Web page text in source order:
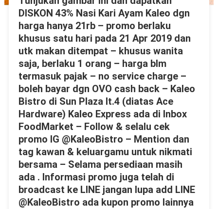
DISKON 43% Nasi Kari Ayam Kaleo dgn
harga hanya 21rb – promo berlaku
khusus satu hari pada 21 Apr 2019 dan
utk makan ditempat – khusus wanita
saja, berlaku 1 orang – harga blm
termasuk pajak – no service charge –
boleh bayar dgn OVO cash back – Kaleo
Bistro di Sun Plaza lt.4 (diatas Ace
Hardware) Kaleo Express ada di Inbox
FoodMarket – Follow & selalu cek
promo IG @KaleoBistro – Mention dan
tag kawan & keluargamu untuk nikmati
bersama – Selama persediaan masih
ada . Informasi promo juga telah di
broadcast ke LINE jangan lupa add LINE
@KaleoBistro ada kupon promo lainnya